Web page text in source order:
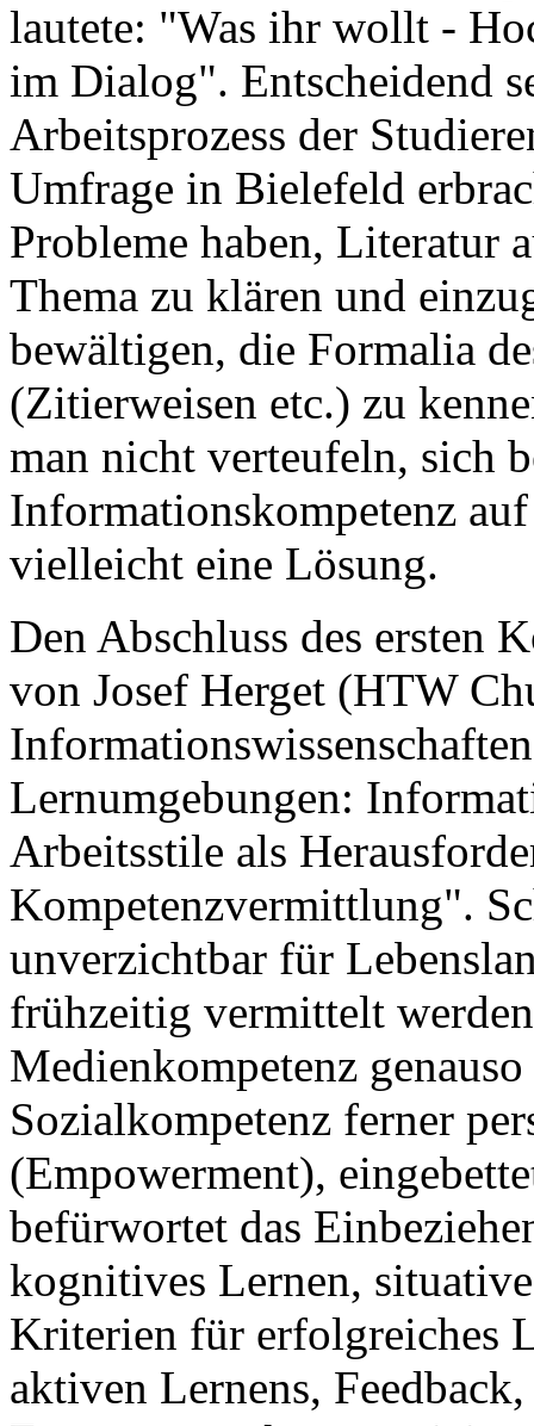
lautete: "Was ihr wollt -
im Dialog". Entscheidend
Arbeitsprozess der
Umfrage in Bielefeld
Probleme haben, Literatur
Thema zu klären und
bewältigen, die Formalia
(Zitierweisen etc.) zu
man nicht verteufeln, sich
Informationskompetenz
vielleicht eine Lösung.
Den Abschluss des ersten
von Josef Herget (HTW
Lernumgebungen:
Arbeitsstile als
Kompetenzvermittlung".
unverzichtbar für
frühzeitig vermittelt
Medienkompetenz
Sozialkompetenz ferner
(Empowerment),
befürwortet das
kognitives Lernen,
Kriterien für erfolgreiches
aktiven Lernens,